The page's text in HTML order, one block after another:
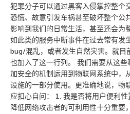
犯罪分子可以通过黑客入侵掌控整个
恐慌、故意引发车祸甚至破坏整个公
影响到我们的日常生活，甚至还会为
如此类的服务中断事件在过去常有发
bug/混乱，或者发生自然灾害。就目
也加入了这一行列。 我们需要从这
加安全的机制运用到物联网系统中，
设施的一部分使用。更准确地说，物
应扣心自问： 1. 我是否将用户便利
降低网络攻击者的可利用性十分重要